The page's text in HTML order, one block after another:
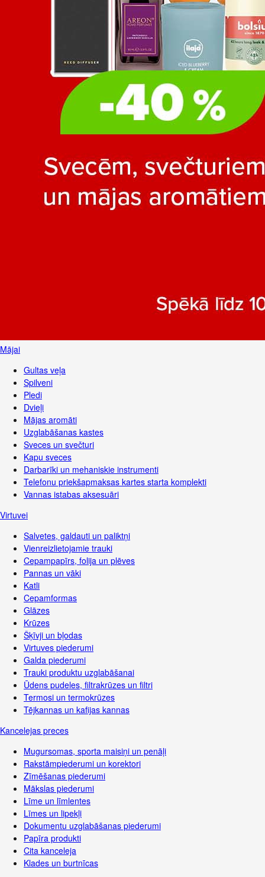
Mājai
Gultas veļa
Spilveni
Pledi
Dvieļi
Mājas aromāti
Uzglabāšanas kastes
Sveces un svečturi
Kapu sveces
Darbarīki un mehaniskie instrumenti
Telefonu priekšapmaksas kartes starta komplekti
Vannas istabas aksesuāri
Virtuvei
Salvetes, galdauti un paliktņi
Vienreizlietojamie trauki
Cepampapīrs, folija un plēves
Pannas un vāki
Katli
Cepamformas
Glāzes
Krūzes
Šķīvji un bļodas
Virtuves piederumi
Galda piederumi
Trauki produktu uzglabāšanai
Ūdens pudeles, filtrakrūzes un filtri
Termosi un termokrūzes
Tējkannas un kafijas kannas
Kancelejas preces
Mugursomas, sporta maisiņi un penāļi
Rakstāmpiederumi un korektori
Zīmēšanas piederumi
Mākslas piederumi
Līme un līmlentes
Līmes un lipekļi
Dokumentu uzglabāšanas piederumi
Papīra produkti
Cita kanceleja
Klades un burtnīcas